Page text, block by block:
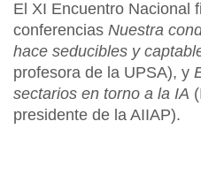
El XI Encuentro Nacional
conferencias Nuestra
hace seducibles y
profesora de la UPSA), y
sectarios en torno a la IA
presidente de la AIIAP).